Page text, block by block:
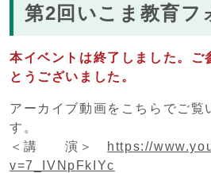
第2回いこま教育フ
本イベントは終了しました。ご
とうございました。
アーカイブ動画をこちらでご覧
す。
＜講 演＞
https://
v=7_IVNpFkIYc